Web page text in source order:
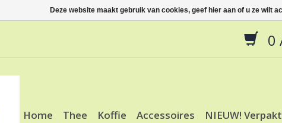
0
Home Thee Koffie Accessoires NIEUW!
Deze website maakt gebruik van cookies, geef hier aan of u ze wilt